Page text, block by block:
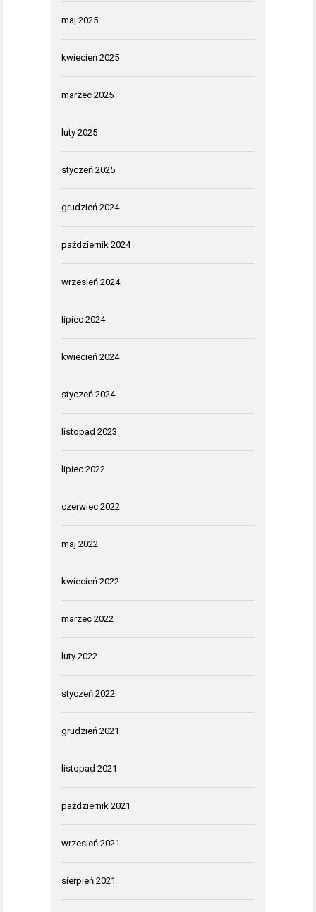
maj 2025
kwiecień 2025
marzec 2025
luty 2025
styczeń 2025
grudzień 2024
październik 2024
wrzesień 2024
lipiec 2024
kwiecień 2024
styczeń 2024
listopad 2023
lipiec 2022
czerwiec 2022
maj 2022
kwiecień 2022
marzec 2022
luty 2022
styczeń 2022
grudzień 2021
listopad 2021
październik 2021
wrzesień 2021
sierpień 2021